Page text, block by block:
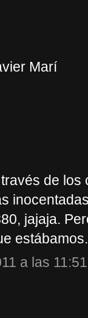
Marí
de
jajaja.
a las 11:51